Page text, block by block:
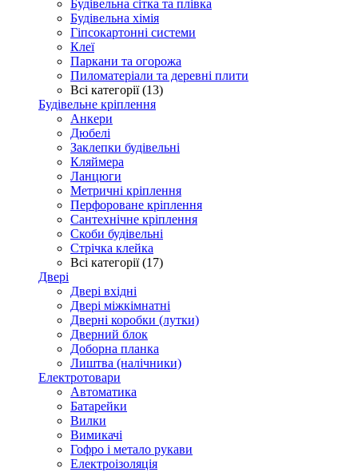
Будівельна сітка та плівка
Будівельна хімія
Гіпсокартонні системи
Клеї
Паркани та огорожа
Пиломатеріали та деревні плити
Всі категорії (13)
Будівельне кріплення
Анкери
Дюбелі
Заклепки будівельні
Кляймера
Ланцюги
Метричні кріплення
Перфороване кріплення
Сантехнічне кріплення
Скоби будівельні
Стрічка клейка
Всі категорії (17)
Двері
Двері вхідні
Двері міжкімнатні
Дверні коробки (лутки)
Дверний блок
Доборна планка
Лиштва (налічники)
Електротовари
Автоматика
Батарейки
Вилки
Вимикачі
Гофро і метало рукави
Електроізоляція